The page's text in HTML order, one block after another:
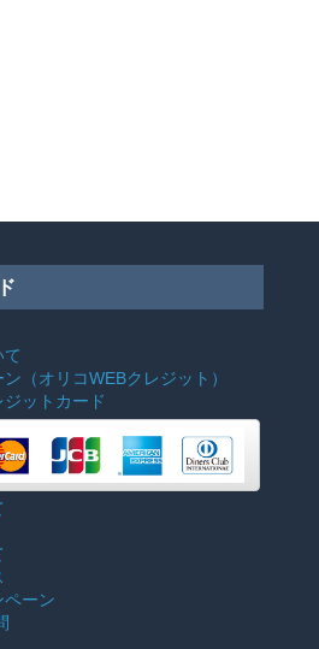
ン （オリコWEBクレジット）
ットカード
ペーン